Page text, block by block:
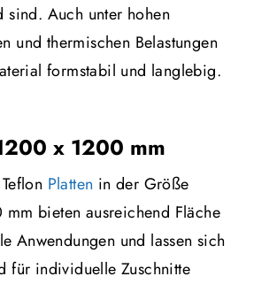
sind. Auch unter hohen
und thermischen Belastungen
formstabil und langlebig.
x 1200 mm
Platten in der Größe
bieten ausreichend Fläche
Anwendungen und lassen sich
für individuelle Zuschnitte